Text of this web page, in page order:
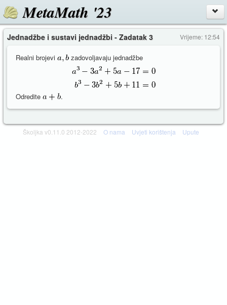
MetaMath '23
Vrijeme: 12:54
Jednadžbe i sustavi jednadžbi - Zadatak 3
Realni brojevi zadovoljavaju jednadžbe
Odredite .
Školjka v0.11.0 2012-2022 O nama Uvjeti korištenja Upute